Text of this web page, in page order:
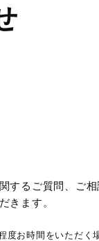
するご質問、ご
きます。
度お時間をいただく